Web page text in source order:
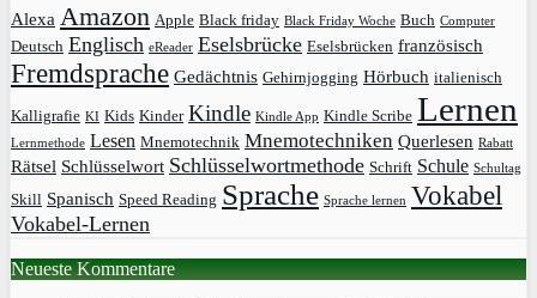
Alexa Amazon Apple Black friday Black Friday Woche Buch Computer
Deutsch Englisch eReader Eselsbrücke Eselsbrücken französisch
Fremdsprache Gedächtnis Gehirnjogging Hörbuch italienisch
Kalligrafie KI Kids Kinder Kindle Kindle App Kindle Scribe Lernen
Lernmethode Lesen Mnemotechnik Mnemotechniken Querlesen Rabatt
Rätsel Schlüsselwort Schlüsselwortmethode Schrift Schule Schultag
Skill Spanisch Speed Reading Sprache Sprache lernen Vokabel
Vokabel-Lernen
Neueste Kommentare